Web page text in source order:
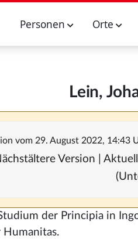
Personen Orte
Lein,
vom 29. August 2022, 14:43
Version |
der Principia in
Humanitas.